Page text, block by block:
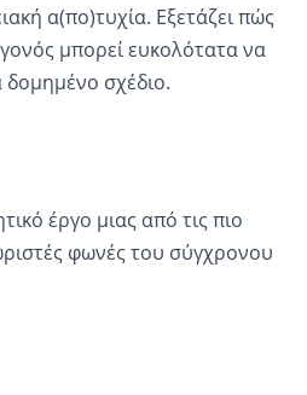
α(πο)τυχία. Εξετάζει πώς
μπορεί ευκολότατα να
δομημένο σχέδιο.
έργο μιας από τις πιο
φωνές του σύγχρονου